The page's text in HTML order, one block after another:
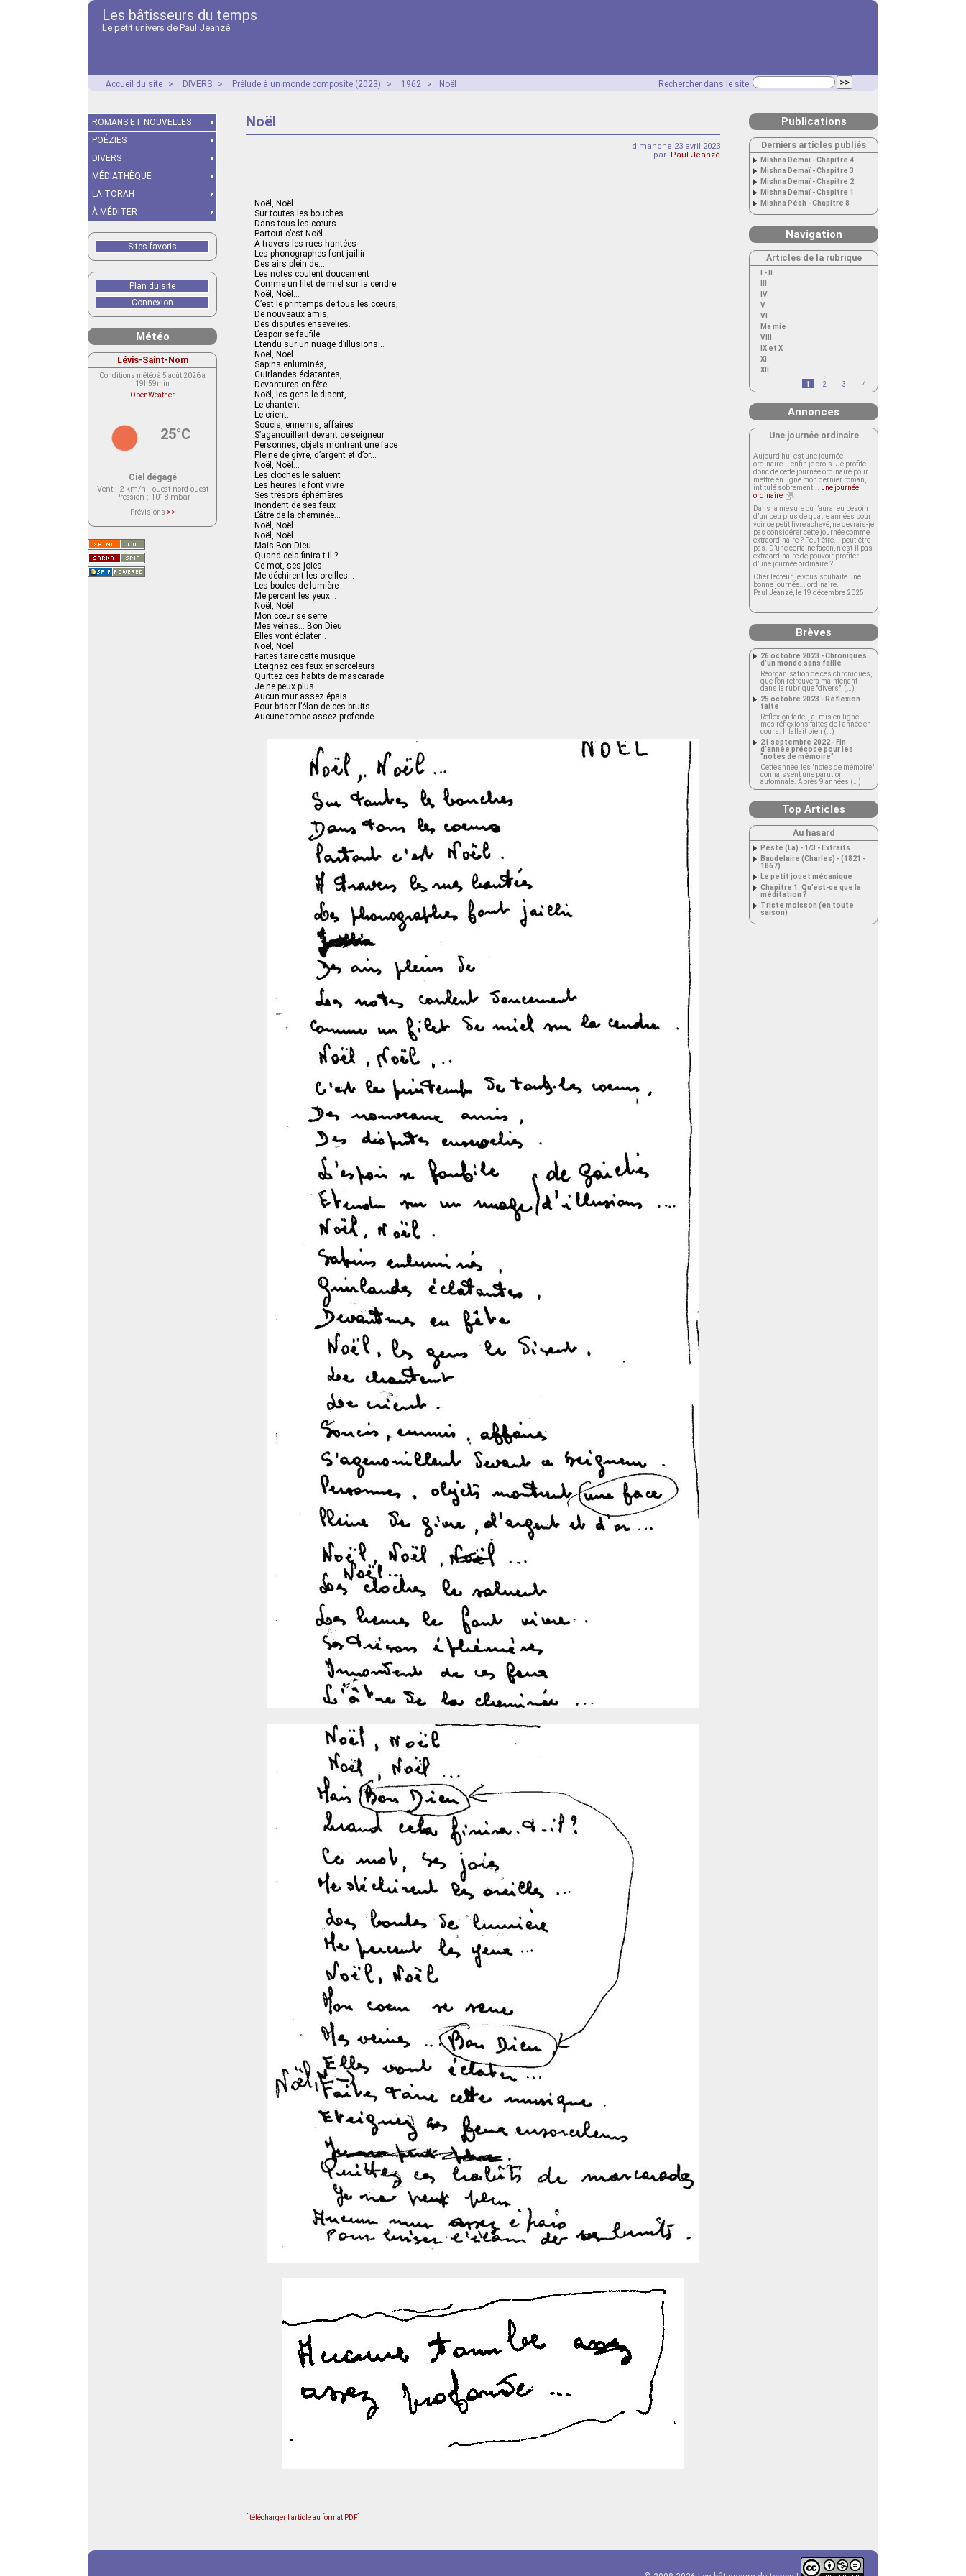
Les bâtisseurs du temps
Le petit univers de Paul Jeanzé
Rechercher dans le site
Accueil du site > DIVERS > Prélude à un monde composite (2023) > 1962 > Noël
Noël
dimanche 23 avril 2023
par Paul Jeanzé
Noël, Noël…
Sur toutes les bouches
Dans tous les cœurs
Partout c’est Noël.
À travers les rues hantées
Les phonographes font jaillir
Des airs plein de…
Les notes coulent doucement
Comme un filet de miel sur la cendre.
Noël, Noël…
C’est le printemps de tous les cœurs,
De nouveaux amis,
Des disputes ensevelies.
L’espoir se faufile
Étendu sur un nuage d’illusions…
Noël, Noël
Sapins enluminés,
Guirlandes éclatantes,
Devantures en fête
Noël, les gens le disent,
Le chantent
Le crient.
Soucis, ennemis, affaires
S’agenouillent devant ce seigneur.
Personnes, objets montrent une face
Pleine de givre, d’argent et d’or…
Noël, Noël…
Les cloches le saluent
Les heures le font vivre
Ses trésors éphémères
Inondent de ses feux
L’âtre de la cheminée…
Noël, Noël
Noël, Noël…
Mais Bon Dieu
Quand cela finira-t-il ?
Ce mot, ses joies
Me déchirent les oreilles…
Les boules de lumière
Me percent les yeux…
Noël, Noël
Mon cœur se serre
Mes veines… Bon Dieu
Elles vont éclater…
Noël, Noël
Faites taire cette musique.
Éteignez ces feux ensorceleurs
Quittez ces habits de mascarade
Je ne peux plus
Aucun mur assez épais
Pour briser l’élan de ces bruits
Aucune tombe assez profonde…
télécharger l'article au format PDF
ROMANS ET NOUVELLES
POÉZIES
DIVERS
MÉDIATHÈQUE
LA TORAH
À MÉDITER
Sites favoris
Plan du site
Connexion
Météo
Lévis-Saint-Nom
Conditions météo à 5 août 2026 à
19h59min
OpenWeather
25°C
Ciel dégagé
Vent: 2 km/h - ouest nord-ouest
Pression : 1018 mbar
Prévisions >>
actuellement aucune prévision
Saint-Nom.
Veuillez consulter le message du
service ci-dessous.
(401 - Invalid API key. Please see
https://openweathermap.org/faq#error401
Publications
Derniers articles publiés
Mishna Demaï - Chapitre 4
Mishna Demaï - Chapitre 3
Mishna Demaï - Chapitre 2
Mishna Demaï - Chapitre 1
Mishna Péah - Chapitre 8
Navigation
Articles de la rubrique
I - II
IV
V
VI
Ma mie
VIII
IX et X
XI
XII
1
2 3 4
Annonces
Une journée ordinaire
Aujourd’hui est une journée
ordinaire... enfin je crois. Je profite
donc de cette journée ordinaire pour
mettre en ligne mon dernier roman,
intitulé sobrement... une journée
ordinaire
Dans la mesure où j’aurai eu besoin
d’un peu plus de quatre années pour
voir ce petit livre achevé, ne devrais-je
pas considérer cette journée comme
extraordinaire ? Peut-être... peut-être
pas. D’une certaine façon, n’est-il pas
extraordinaire de pouvoir profiter
d’une journée ordinaire ?
Cher lecteur, je vous souhaite une
bonne journée... ordinaire.
Paul Jeanzé, le 19 décembre 2025
Brèves
26 octobre 2023 - Chroniques
d’un monde sans faille
Réorganisation de ces chroniques,
que l’on retrouvera maintenant
dans la rubrique "divers", (…)
25 octobre 2023 - Réflexion
faite
Réflexion faite, j’ai mis en ligne
mes réflexions faites de l’année en
cours. Il fallait bien (…)
21 septembre 2022 - Fin
d’année précoce pour les
"notes de mémoire"
Cette année, les "notes de mémoire"
connaissent une parution
automnale. Après 9 années (…)
Top Articles
Au hasard
Peste (La) - 1/3 - Extraits
Baudelaire (Charles) - (1821 -
1867)
Le petit jouet mécanique
Chapitre 1. Qu’est-ce que la
méditation ?
Triste moisson (en toute
saison)